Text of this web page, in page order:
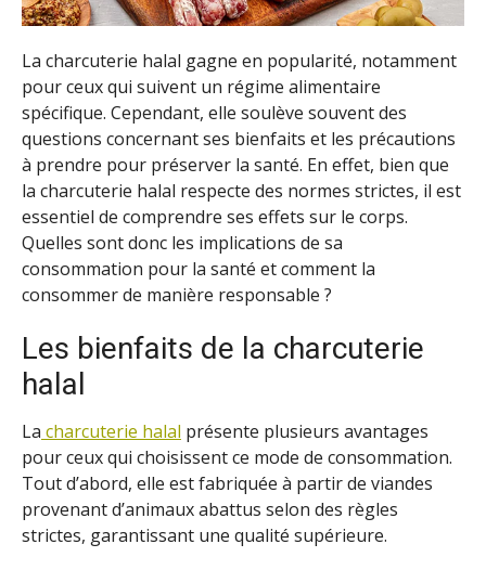
La charcuterie halal gagne en popularité, notamment
pour ceux qui suivent un régime alimentaire
spécifique. Cependant, elle soulève souvent des
questions concernant ses bienfaits et les précautions
à prendre pour préserver la santé. En effet, bien que
la charcuterie halal respecte des normes strictes, il est
essentiel de comprendre ses effets sur le corps.
Quelles sont donc les implications de sa
consommation pour la santé et comment la
consommer de manière responsable ?
Les bienfaits de la charcuterie
halal
La charcuterie halal présente plusieurs avantages
pour ceux qui choisissent ce mode de consommation.
Tout d’abord, elle est fabriquée à partir de viandes
provenant d’animaux abattus selon des règles
strictes, garantissant une qualité supérieure.